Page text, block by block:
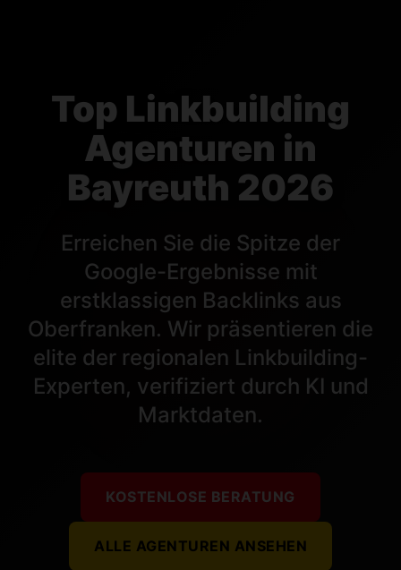
Top Linkbuilding
Agenturen in
Bayreuth 2026
Erreichen Sie die Spitze der
Google-Ergebnisse mit
erstklassigen Backlinks aus
Oberfranken. Wir präsentieren die
elite der regionalen Linkbuilding-
Experten, verifiziert durch KI und
Marktdaten.
KOSTENLOSE BERATUNG
ALLE AGENTUREN ANSEHEN